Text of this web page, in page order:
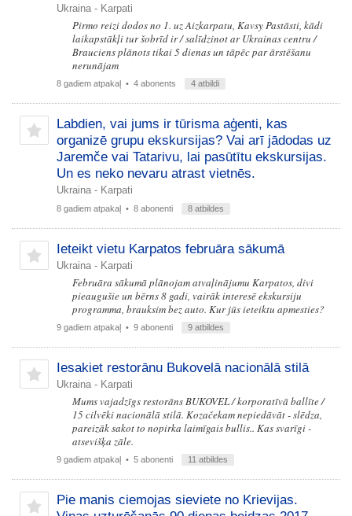
Ukraina - Karpati
Pirmo reizi dodos no 1. uz Aizkarpatu, Kavsy Pastāsti, kādi
laikapstākļi tur šobrīd ir / salīdzinot ar Ukrainas centru /
Brauciens plānots tikai 5 dienas un tāpēc par ārstēšanu
nerunājam
8 gadiem atpakaļ • 4 abonents 4 atbildi
Labdien, vai jums ir tūrisma aģenti, kas
organizē grupu ekskursijas? Vai arī jādodas uz
Jaremče vai Tatarivu, lai pasūtītu ekskursijas.
Un es neko nevaru atrast vietnēs.
Ukraina - Karpati
8 gadiem atpakaļ • 8 abonenti 8 atbildes
Ieteikt vietu Karpatos februāra sākumā
Ukraina - Karpati
Februāra sākumā plānojam atvaļinājumu Karpatos, divi
pieaugušie un bērns 8 gadi, vairāk interesē ekskursiju
programma, brauksim bez auto. Kur jūs ieteiktu apmesties?
9 gadiem atpakaļ • 9 abonenti 9 atbildes
Iesakiet restorānu Bukovelā nacionālā stilā
Ukraina - Karpati
Mums vajadzīgs restorāns BUKOVEL / korporatīvā ballīte /
15 cilvēki nacionālā stilā. Kozačekam nepiedāvāt - slēdza,
pareizāk sakot to nopirka laimīgais bullis.. Kas svarīgi -
atsevišķa zāle.
9 gadiem atpakaļ • 5 abonenti 11 atbildes
Pie manis ciemojas sieviete no Krievijas.